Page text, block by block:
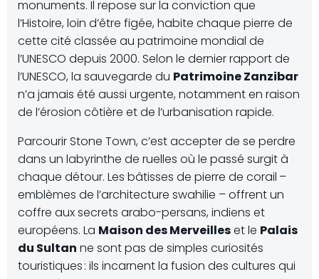
monuments. Il repose sur la conviction que
l’Histoire, loin d’être figée, habite chaque pierre de
cette cité classée au patrimoine mondial de
l’UNESCO depuis 2000. Selon le dernier rapport de
l’UNESCO, la sauvegarde du Patrimoine Zanzibar
n’a jamais été aussi urgente, notamment en raison
de l’érosion côtière et de l’urbanisation rapide.
Parcourir Stone Town, c’est accepter de se perdre
dans un labyrinthe de ruelles où le passé surgit à
chaque détour. Les bâtisses de pierre de corail –
emblèmes de l’architecture swahilie – offrent un
coffre aux secrets arabo-persans, indiens et
européens. La Maison des Merveilleset le Palais
du Sultan ne sont pas de simples curiosités
touristiques : ils incarnent la fusion des cultures qui